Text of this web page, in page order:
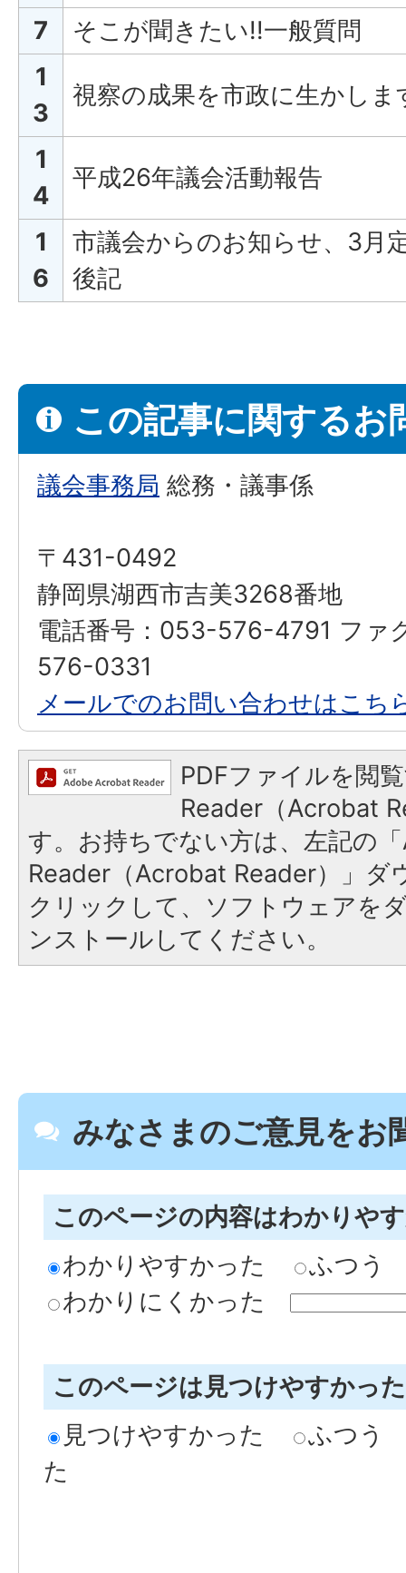
7
そこが聞きたい!!一般質問
1
3
視察の成果を市政に生かしま
1
4
平成26年議会活動報告
1
6
市議会からのお知らせ、3月
後記
この記事に関するお
議会事務局 総務・議事係
〒431-0492
静岡県湖西市吉美3268番地
電話番号：053-576-4791 ファ
576-0331
メールでのお問い合わせはこち
PDFファイルを閲
Reader（Acrobat
す。お持ちでない方は、左記の
Reader（Acrobat Reader）」ダ
クリックして、ソフトウェアを
ンストールしてください。
みなさまのご意見をお
このページの内容はわかりや
わかりやすかった
ふつう
わかりにくかった
このページは見つけやすかっ
見つけやすかった
ふつう
た